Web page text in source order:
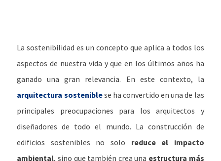
La sostenibilidad es un concepto que aplica a todos los
aspectos de nuestra vida y que en los últimos años ha
ganado una gran relevancia. En este contexto, la
arquitectura sosteniblese ha convertido en una de las
principales preocupaciones para los arquitectos y
diseñadores de todo el mundo. La construcción de
edificios sostenibles no solo reduce el impacto
ambiental, sino que también crea una estructura más